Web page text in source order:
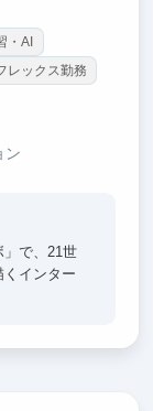
・AI
レックス勤務
ン
」で、21世
インター